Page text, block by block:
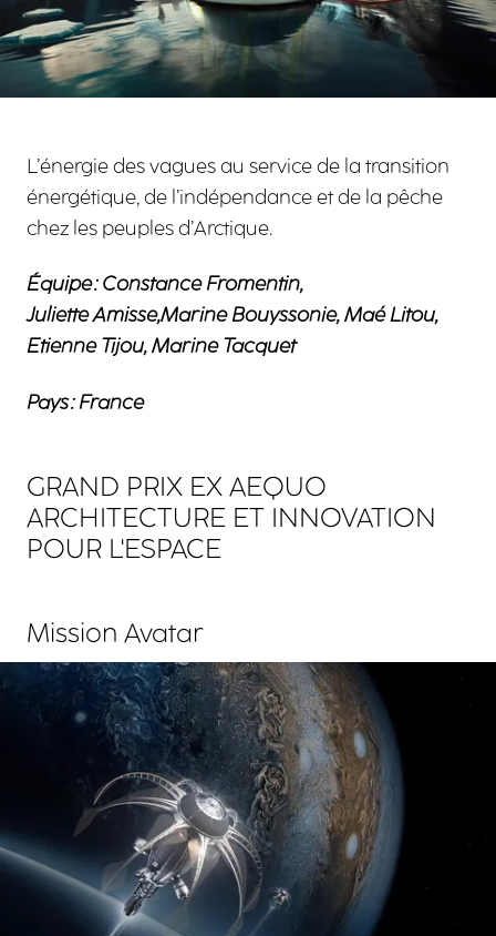
L’énergie des vagues au service de la transition
énergétique, de l’indépendance et de la pêche
chez les peuples d’Arctique.
Équipe : Constance Fromentin,
Juliette Amisse,Marine Bouyssonie, Maé Litou,
Etienne Tijou, Marine Tacquet
Pays : France
GRAND PRIX EX AEQUO
ARCHITECTURE ET INNOVATION
POUR L'ESPACE
Mission Avatar
Agrandir